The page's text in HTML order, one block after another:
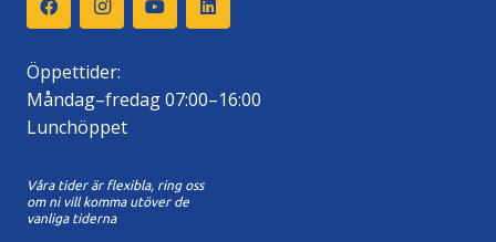
Öppettider:
Måndag–fredag 07:00–16:00
Lunchöppet
Våra tider är flexibla, ring oss
om ni vill komma utöver de
vanliga tiderna